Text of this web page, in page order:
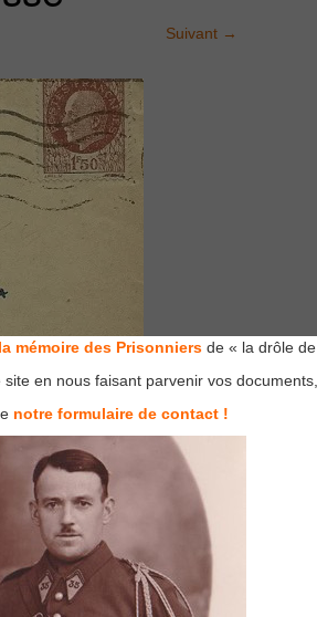
Suivant →
mémoire des Prisonniers de « la drôle de
en nous faisant parvenir vos documents,
notre formulaire de contact !